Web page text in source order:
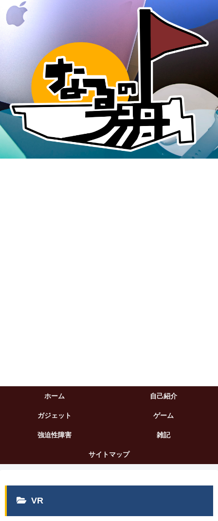
ホーム 自己紹介
ガジェット ゲーム
強迫性障害 雑記
サイトマップ
VR